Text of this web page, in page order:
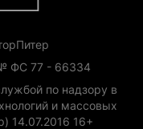
ФС 77 - 66334
по надзору в
и массовых
14.07.2016 16+